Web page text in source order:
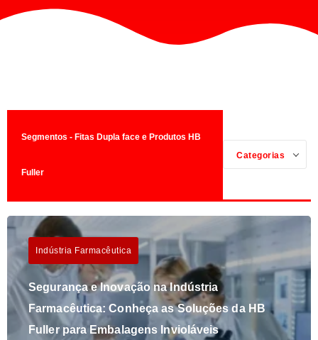
Segmentos - Fitas Dupla face e Produtos HB
Fuller
Categorias
Indústria Farmacêutica
Segurança e Inovação na Indústria
Farmacêutica: Conheça as Soluções da HB
Fuller para Embalagens Invioláveis